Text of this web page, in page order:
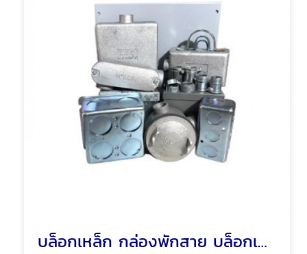
บล็อกเหล็ก กล่องพักสาย บล็อกเหล็กกันน้ำ พัทยา ชลบุรี